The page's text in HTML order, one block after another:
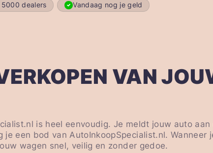
dealers Vandaag nog je geld
VAN
is heel eenvoudig. Je meldt jouw auto
een bod van AutoInkoopSpecialist.nl. Wanneer
wagen snel, veilig en zonder gedoe.